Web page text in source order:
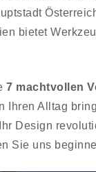
bietet
7 machtvollen
Alltag
Design
Sie uns